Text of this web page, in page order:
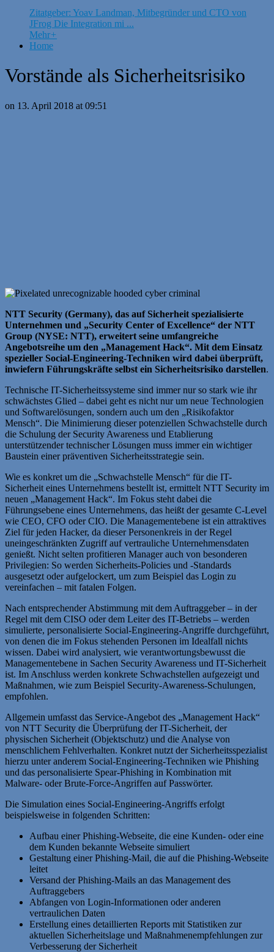
Zitatgeber: Yoav Landman, Mitbegründer und CTO von
JFrog Die Integration mi ...
Mehr+
Home
Vorstände als Sicherheitsrisiko
on 13. April 2018 at 09:51
NTT Security (Germany), das auf Sicherheit spezialisierte
Unternehmen und „Security Center of Excellence“ der NTT
Group (NYSE: NTT), erweitert seine umfangreiche
Angebotsreihe um den „Management Hack“. Mit dem Einsatz
spezieller Social-Engineering-Techniken wird dabei überprüft,
inwiefern Führungskräfte selbst ein Sicherheitsrisiko darstellen.
Technische IT-Sicherheitssysteme sind immer nur so stark wie ihr
schwächstes Glied – dabei geht es nicht nur um neue Technologien
und Softwarelösungen, sondern auch um den „Risikofaktor
Mensch“. Die Minimierung dieser potenziellen Schwachstelle durch
die Schulung der Security Awareness und Etablierung
unterstützender technischer Lösungen muss immer ein wichtiger
Baustein einer präventiven Sicherheitsstrategie sein.
Wie es konkret um die „Schwachstelle Mensch“ für die IT-
Sicherheit eines Unternehmens bestellt ist, ermittelt NTT Security im
neuen „Management Hack“. Im Fokus steht dabei die
Führungsebene eines Unternehmens, das heißt der gesamte C-Level
wie CEO, CFO oder CIO. Die Managementebene ist ein attraktives
Ziel für jeden Hacker, da dieser Personenkreis in der Regel
uneingeschränkten Zugriff auf vertrauliche Unternehmensdaten
genießt. Nicht selten profitieren Manager auch von besonderen
Privilegien: So werden Sicherheits-Policies und -Standards
ausgesetzt oder aufgelockert, um zum Beispiel das Login zu
vereinfachen – mit fatalen Folgen.
Nach entsprechender Abstimmung mit dem Auftraggeber – in der
Regel mit dem CISO oder dem Leiter des IT-Betriebs – werden
simulierte, personalisierte Social-Engineering-Angriffe durchgeführt,
von denen die im Fokus stehenden Personen im Idealfall nichts
wissen. Dabei wird analysiert, wie verantwortungsbewusst die
Managementebene in Sachen Security Awareness und IT-Sicherheit
ist. Im Anschluss werden konkrete Schwachstellen aufgezeigt und
Maßnahmen, wie zum Beispiel Security-Awareness-Schulungen,
empfohlen.
Allgemein umfasst das Service-Angebot des „Management Hack“
von NTT Security die Überprüfung der IT-Sicherheit, der
physischen Sicherheit (Objektschutz) und die Analyse von
menschlichem Fehlverhalten. Konkret nutzt der Sicherheitsspezialist
hierzu unter anderem Social-Engineering-Techniken wie Phishing
und das personalisierte Spear-Phishing in Kombination mit
Malware- oder Brute-Force-Angriffen auf Passwörter.
Die Simulation eines Social-Engineering-Angriffs erfolgt
beispielsweise in folgenden Schritten:
Aufbau einer Phishing-Webseite, die eine Kunden- oder eine
dem Kunden bekannte Webseite simuliert
Gestaltung einer Phishing-Mail, die auf die Phishing-Webseite
leitet
Versand der Phishing-Mails an das Management des
Auftraggebers
Abfangen von Login-Informationen oder anderen
vertraulichen Daten
Erstellung eines detaillierten Reports mit Statistiken zur
aktuellen Sicherheitslage und Maßnahmenempfehlungen zur
Verbesserung der Sicherheit